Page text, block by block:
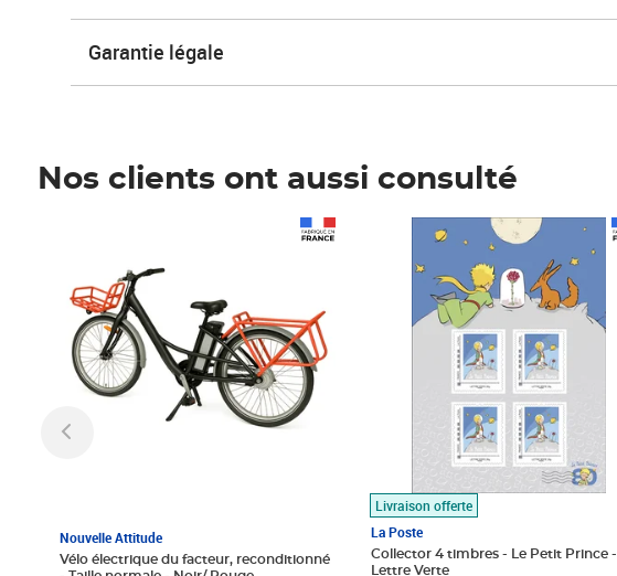
Garantie légale
Nos clients ont aussi consulté
Nouvelle Attitude
Vélo électrique du facteur, reconditionné
Livraison offerte
La Poste
Collector 4 timbres - Le Petit Prince -
Lettre Verte
Prix 7,50€